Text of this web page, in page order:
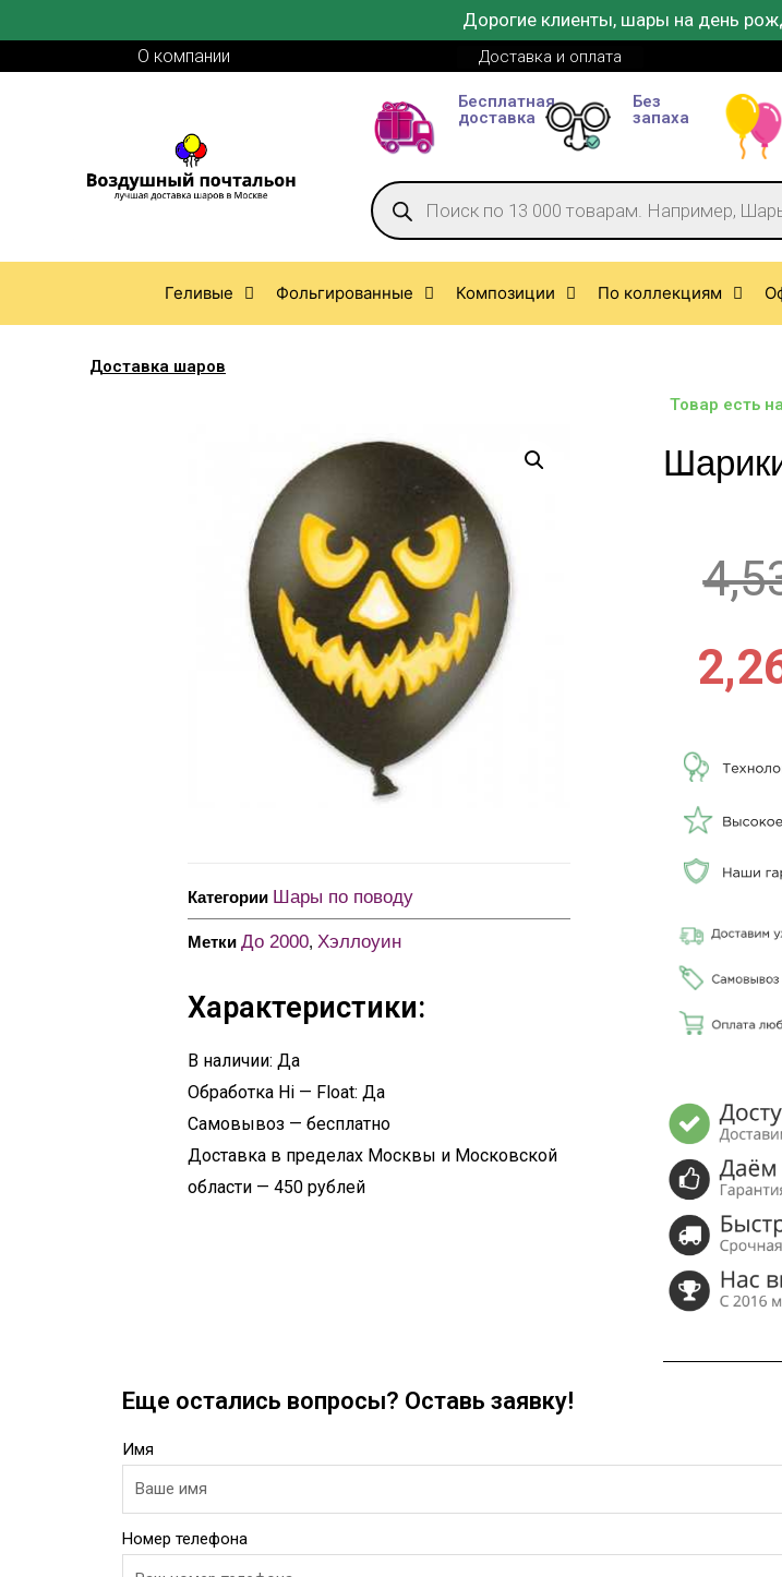
Дорогие клиенты, шары на день
О компании Доставка и оплата
Бесплатная
доставка
Без
запаха
Геливые Фольгированные Композиции По коллекциям
Доставка шаров
Категории Шары по поводу
Метки До 2000, Хэллоуин
Характеристики:
В наличии: Да
Обработка Hi — Float: Да
Самовывоз — бесплатно
Доставка в пределах Москвы и Московской
области — 450 рублей
Товар есть
Еще остались вопросы? Оставь заявку!
Имя
Номер телефона